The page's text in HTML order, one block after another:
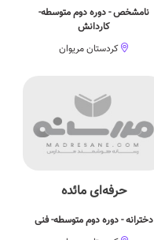
نامشخص - دوره دوم متوسطه-
کاردانش
کردستان مریوان
حرفه‌ای مائده
دخترانه - دوره دوم متوسطه- فنی